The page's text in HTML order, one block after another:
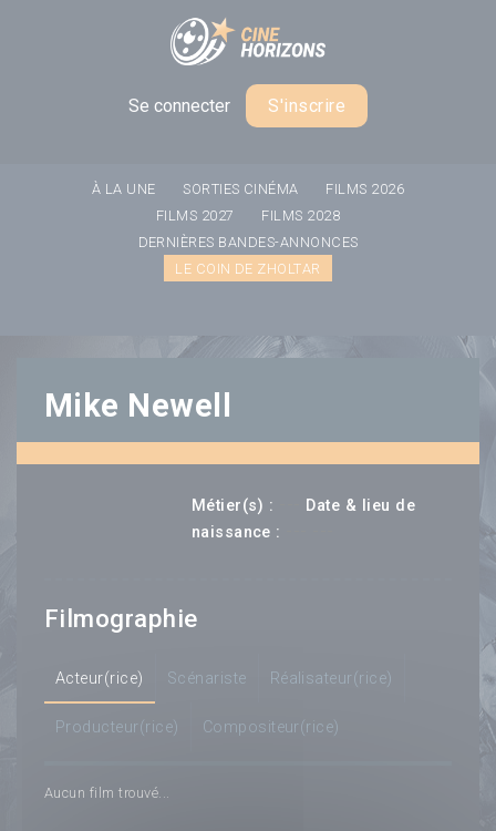
Se connecter S'inscrire
À LA UNE SORTIES CINÉMA
FILMS 2026
FILMS 2027
FILMS 2028
DERNIÈRES BANDES-ANNONCES
LE COIN DE ZHOLTAR
Mike Newell
Métier(s) :
Date & lieu de
naissance :
Filmographie
Acteur(rice) Scénariste Réalisateur(rice)
Producteur(rice) Compositeur(rice)
Aucun film trouvé...
Panneau de gestion des cookies